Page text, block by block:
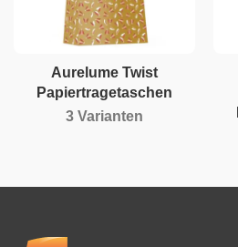
Aurelume Twist
Papiertragetaschen
3 Varianten